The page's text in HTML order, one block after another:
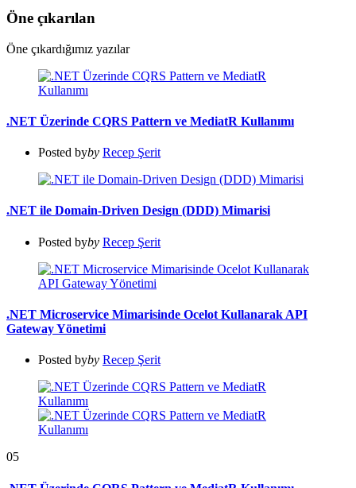
Öne çıkarılan
Öne çıkardığımız yazılar
.NET Üzerinde CQRS Pattern ve MediatR Kullanımı
Posted byby Recep Şerit
.NET ile Domain-Driven Design (DDD) Mimarisi
Posted byby Recep Şerit
.NET Microservice Mimarisinde Ocelot Kullanarak API
Gateway Yönetimi
Posted byby Recep Şerit
05